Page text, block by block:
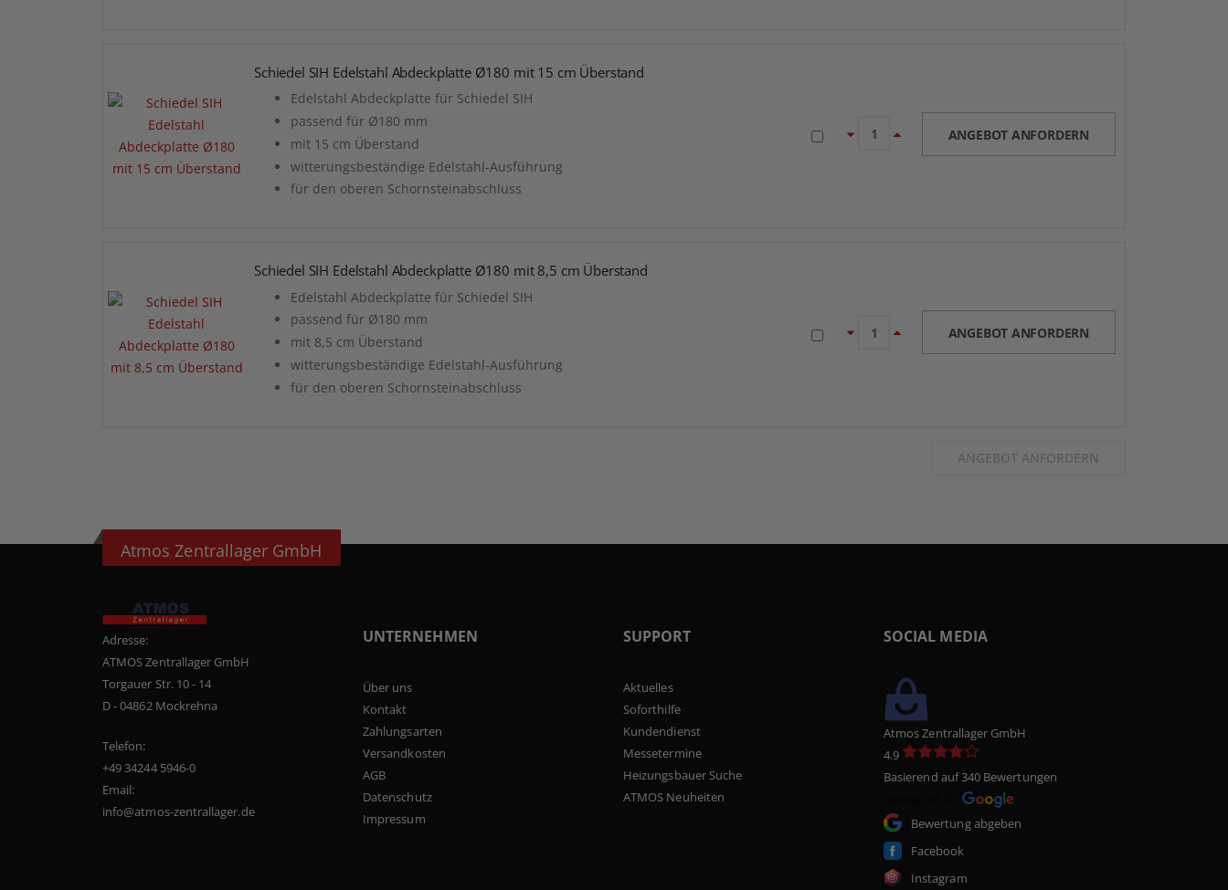
Schiedel SIH Edelstahl Abdeckplatte Ø180 mit 15 cm Überstand
Edelstahl Abdeckplatte für Schiedel SIH
passend für Ø180 mm
mit 15 cm Überstand
witterungsbeständige Edelstahl-Ausführung
für den oberen Schornsteinabschluss
ANGEBOT ANFORDERN
Schiedel SIH Edelstahl Abdeckplatte Ø180 mit 8,5 cm Überstand
Edelstahl Abdeckplatte für Schiedel SIH
passend für Ø180 mm
mit 8,5 cm Überstand
witterungsbeständige Edelstahl-Ausführung
für den oberen Schornsteinabschluss
ANGEBOT ANFORDERN
ANGEBOT ANFORDERN
Atmos Zentrallager GmbH
Adresse:
ATMOS Zentrallager GmbH
Torgauer Str. 10 - 14
D - 04862 Mockrehna
Telefon:
+49 34244 5946-0
Email:
info@atmos-zentrallager.de
UNTERNEHMEN
Über uns
Kontakt
Zahlungsarten
Versandkosten
AGB
Datenschutz
Impressum
SUPPORT
Aktuelles
Soforthilfe
Kundendienst
Messetermine
Heizungsbauer Suche
ATMOS Neuheiten
SOCIAL MEDIA
Atmos Zentrallager GmbH
4.9
Basierend auf 340 Bewertungen
Bewertung abgeben
Facebook
Instagram